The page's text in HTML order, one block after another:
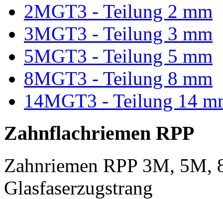
2MGT3 - Teilung 2 mm
3MGT3 - Teilung 3 mm
5MGT3 - Teilung 5 mm
8MGT3 - Teilung 8 mm
14MGT3 - Teilung 14
Zahnflachriemen RPP
Zahnriemen RPP 3M, 5M,
Glasfaserzugstrang